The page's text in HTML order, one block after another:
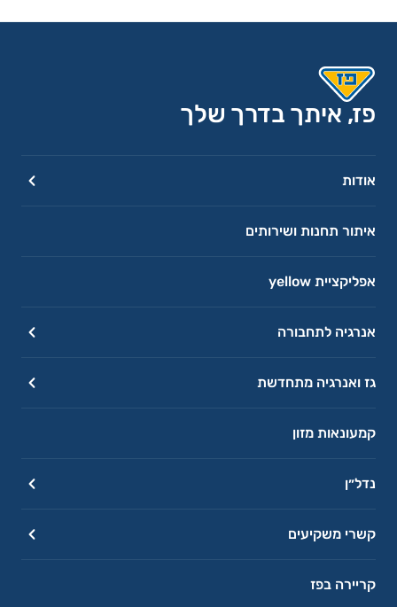
פז, איתך בדרך שלך
אודות
איתור תחנות ושירותים
אפליקציית yellow
אנרגיה לתחבורה
גז ואנרגיה מתחדשת
קמעונאות מזון
נדל״ן
קשרי משקיעים
קריירה בפז